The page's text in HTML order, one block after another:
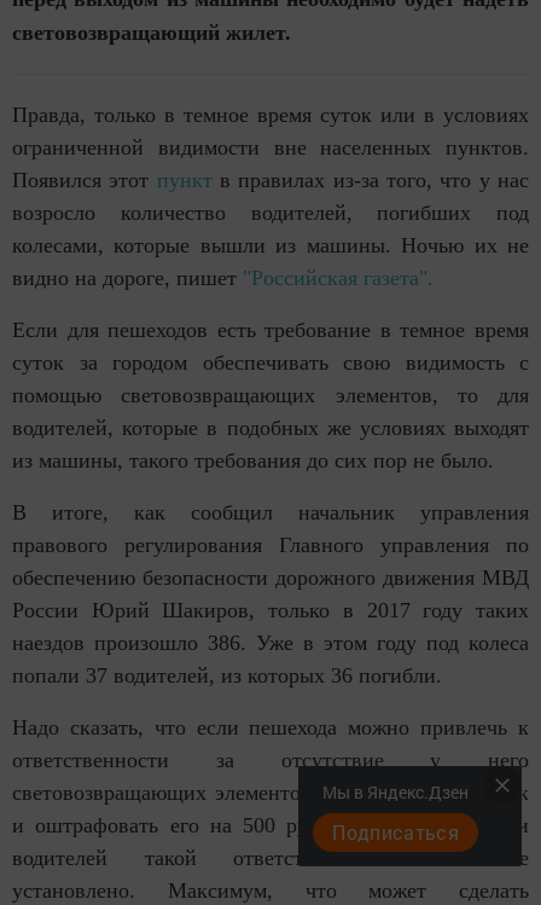
световозвращающий жилет.
Правда, только в темное время суток или в условиях
ограниченной видимости вне населенных пунктов.
Появился этот пункт в правилах из-за того, что у нас
возросло количество водителей, погибших под
колесами, которые вышли из машины. Ночью их не
видно на дороге, пишет "Российская газета".
Если для пешеходов есть требование в темное время
суток за городом обеспечивать свою видимость с
помощью световозвращающих элементов, то для
водителей, которые в подобных же условиях выходят
из машины, такого требования до сих пор не было.
В итоге, как сообщил начальник управления
правового регулирования Главного управления по
обеспечению безопасности дорожного движения МВД
России Юрий Шакиров, только в 2017 году таких
наездов произошло 386. Уже в этом году под колеса
попали 37 водителей, из которых 36 погибли.
Надо сказать, что если пешехода можно привлечь к
ответственности за отсутствие у него
световозвращающих элементов в темное время суток
и оштрафовать его на 500 рублей, то в отношении
водителей такой ответственности пока не
установлено. Максимум, что может сделать
Мы в Яндекс.Дзен
Подписаться